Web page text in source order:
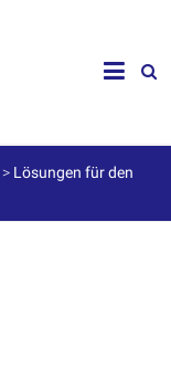
> Lösungen für den